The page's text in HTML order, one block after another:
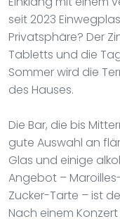
seit 2023
Privatsphäre? Der
Tabletts und die
Sommer wird die
des Hauses.
Die Bar, die bis
gute Auswahl an
Glas und einige
Angebot –
Zucker-Tarte – ist
Nach einem